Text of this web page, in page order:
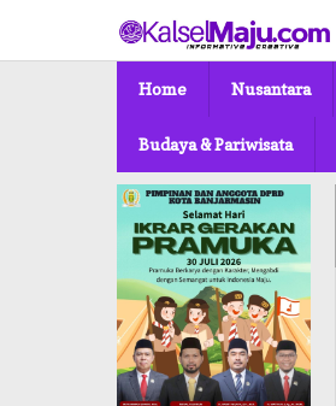
konten
Home Nusantara
Budaya & Pariwisata